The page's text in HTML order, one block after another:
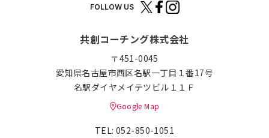
FOLLOW US
共創コーチング株式会社
〒451-0045
愛知県名古屋市西区名駅一丁目１番17号
名駅ダイヤメイテツビル１１Ｆ
Google Map
TEL: 052-850-1051